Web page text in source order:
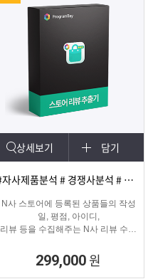
상세보기 담기
#자사제품분석 # 경쟁사분석 # 마케팅 및 광고
N사 스토어에 등록된 상품들의 작성
일, 평점, 아이디,
리뷰 등을 수집해주는 N사 리뷰 수집
299,000 원